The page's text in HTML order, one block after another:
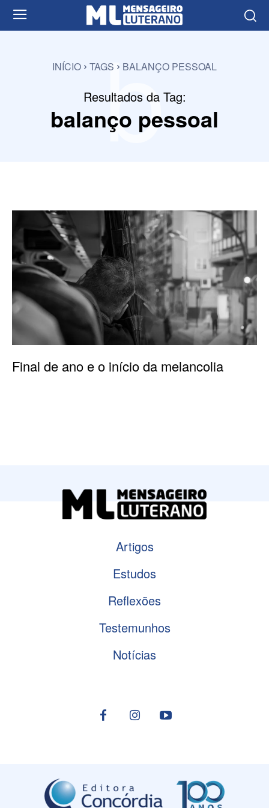
INÍCIO TAGS BALANÇO PESSOAL
Resultados da Tag:
balanço pessoal
b
Final de ano e o início da melancolia
Artigos
Estudos
Reflexões
Testemunhos
Notícias